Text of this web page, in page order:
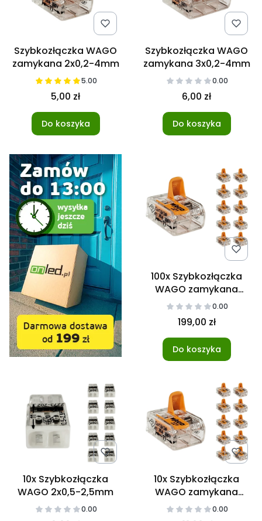
Szybkozłączka WAGO
zamykana 2x0,2-4mm
5.00
5,00 zł
Do koszyka
Szybkozłączka WAGO
zamykana 3x0,2-4mm
0.00
6,00 zł
Do koszyka
100x Szybkozłączka
WAGO zamykana
2x0,2-4mm
0.00
199,00 zł
Do koszyka
10x Szybkozłączka
WAGO 2x0,5-2,5mm
0.00
10x Szybkozłączka
WAGO zamykana
2x0,2-4mm
0.00